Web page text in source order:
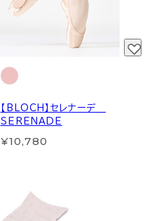
【BLOCH】セレナーデ
SERENADE
¥10,780